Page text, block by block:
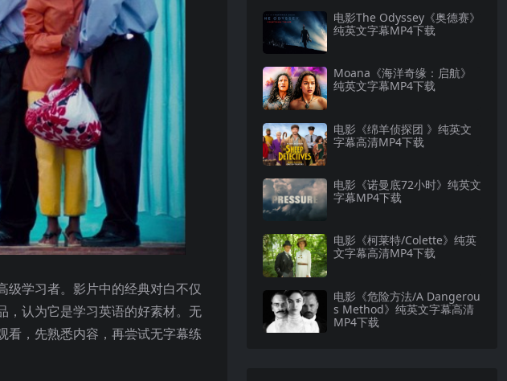
级学习者。影片中的经典对白不仅
，认为它是学习英语的好素材。无
看，先熟悉内容，再尝试无字幕练
电影The Odyssey《奥德赛》
纯英文字幕MP4下载
Moana《海洋奇缘：启航》
纯英文字幕MP4下载
电影《绵羊侦探团 》纯英文
字幕高清MP4下载
电影《诺曼底72小时》纯英文
字幕MP4下载
电影《柯莱特/Colette》纯英
文字幕高清MP4下载
电影《危险方法/A Dangerou
s Method》纯英文字幕高清
MP4下载